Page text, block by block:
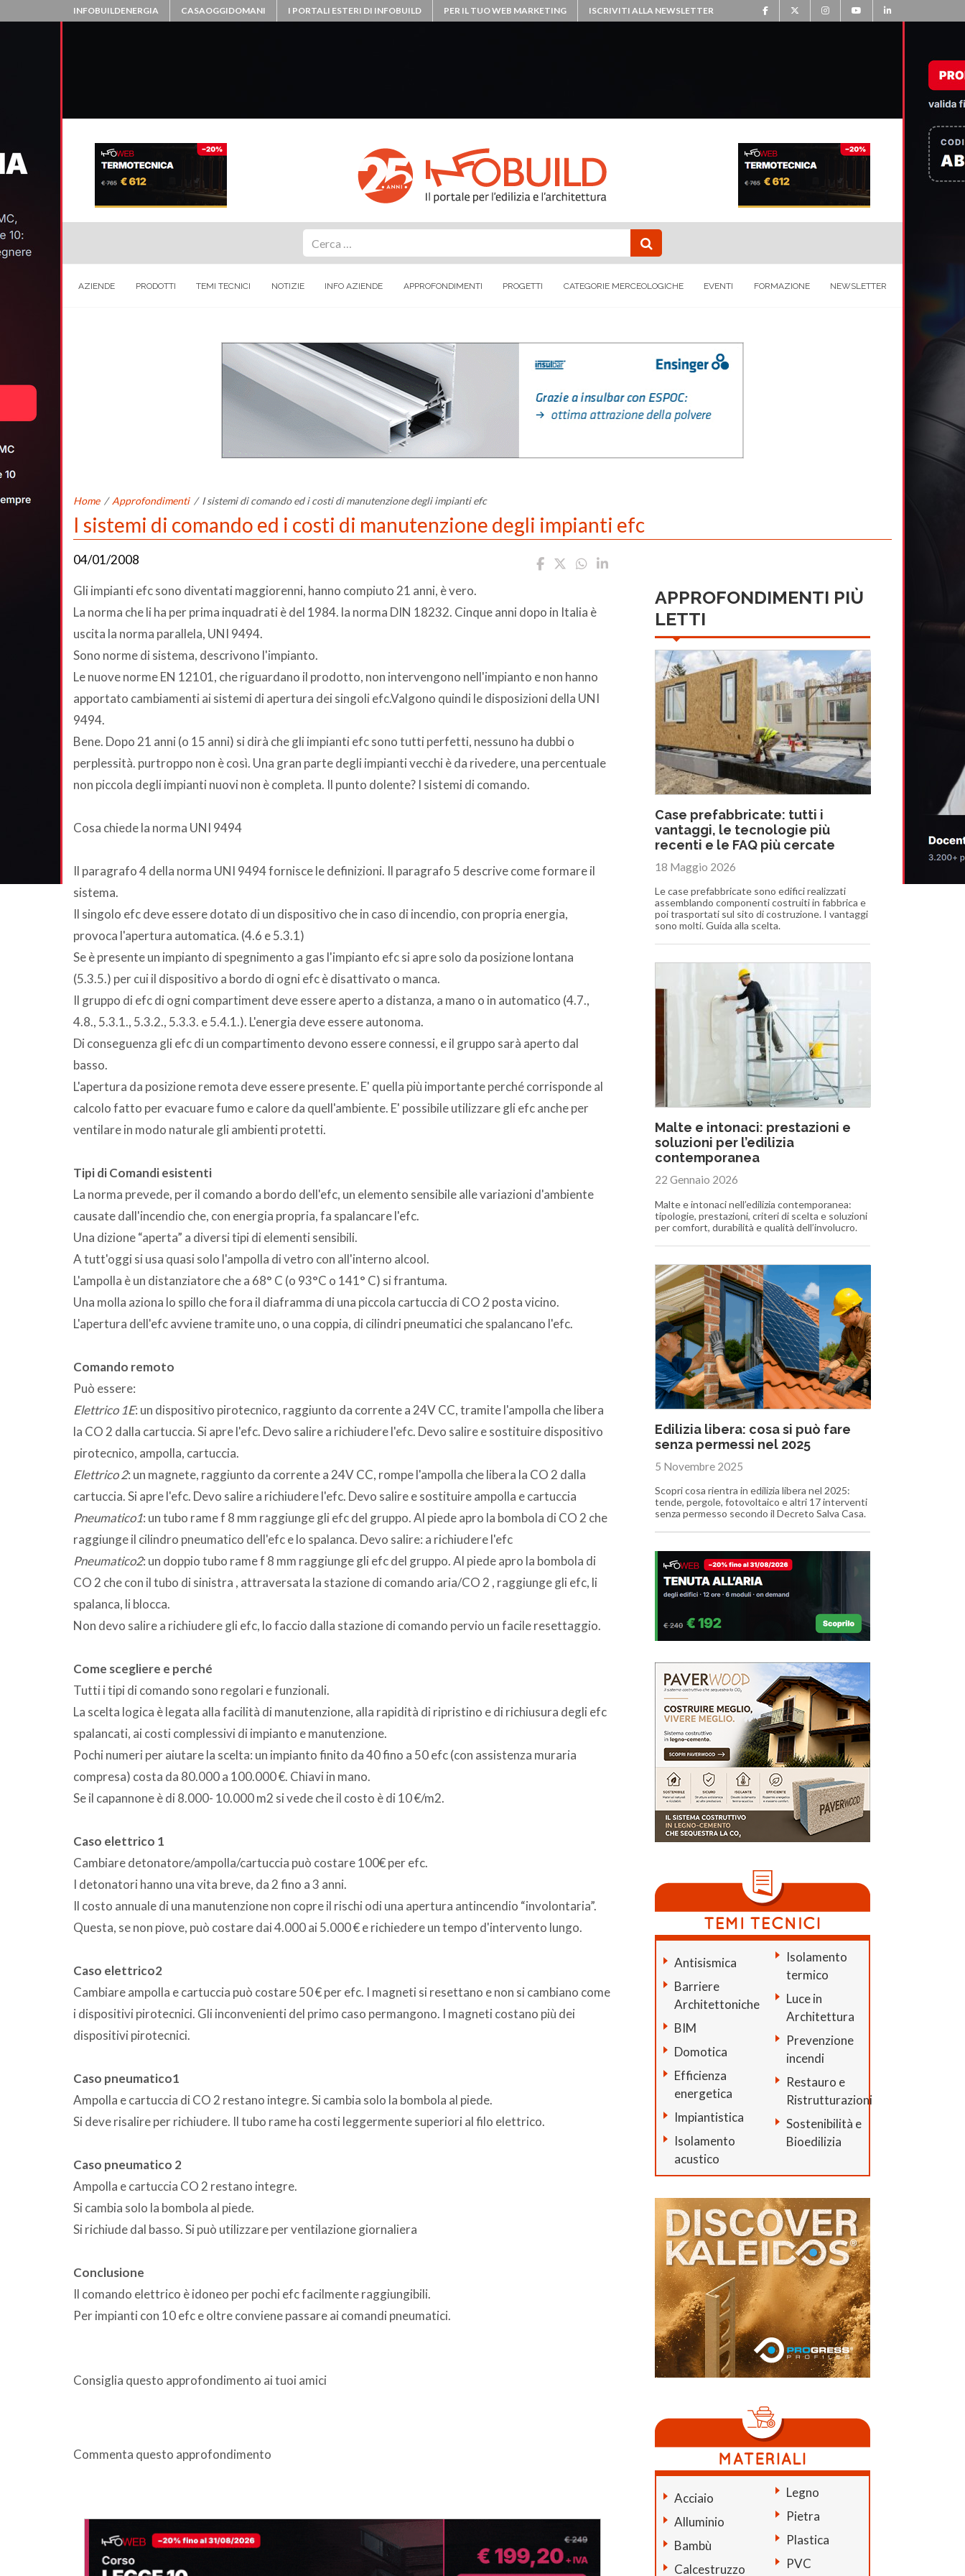
INFOBUILDENERGIA CASAOGGIDOMANI I PORTALI ESTERI DI INFOBUILD PER IL TUO WEB MARKETING ISCRIVITI ALLA NEWSLETTER
AZIENDE PRODOTTI TEMI TECNICI NOTIZIE INFO AZIENDE APPROFONDIMENTI PROGETTI CATEGORIE MERCEOLOGICHE EVENTI FORMAZIONE NEWSLETTER
Home / Approfondimenti / I sistemi di comando ed i costi di manutenzione degli impianti efc
I sistemi di comando ed i costi di manutenzione degli impianti efc
04/01/2008
Gli impianti efc sono diventati maggiorenni, hanno compiuto 21 anni, è vero.
La norma che li ha per prima inquadrati è del 1984. la norma DIN 18232. Cinque anni dopo in Italia è
uscita la norma parallela, UNI 9494.
Sono norme di sistema, descrivono l'impianto.
Le nuove norme EN 12101, che riguardano il prodotto, non intervengono nell'impianto e non hanno
apportato cambiamenti ai sistemi di apertura dei singoli efc.Valgono quindi le disposizioni della UNI
9494.
Bene. Dopo 21 anni (o 15 anni) si dirà che gli impianti efc sono tutti perfetti, nessuno ha dubbi o
perplessità. purtroppo non è così. Una gran parte degli impianti vecchi è da rivedere, una percentuale
non piccola degli impianti nuovi non è completa. Il punto dolente? I sistemi di comando.
Cosa chiede la norma UNI 9494
Il paragrafo 4 della norma UNI 9494 fornisce le definizioni. Il paragrafo 5 descrive come formare il
sistema.
Il singolo efc deve essere dotato di un dispositivo che in caso di incendio, con propria energia,
provoca l'apertura automatica. (4.6 e 5.3.1)
Se è presente un impianto di spegnimento a gas l'impianto efc si apre solo da posizione lontana
(5.3.5.) per cui il dispositivo a bordo di ogni efc è disattivato o manca.
Il gruppo di efc di ogni compartiment deve essere aperto a distanza, a mano o in automatico (4.7.,
4.8., 5.3.1., 5.3.2., 5.3.3. e 5.4.1.). L'energia deve essere autonoma.
Di conseguenza gli efc di un compartimento devono essere connessi, e il gruppo sarà aperto dal
basso.
L'apertura da posizione remota deve essere presente. E' quella più importante perché corrisponde al
calcolo fatto per evacuare fumo e calore da quell'ambiente. E' possibile utilizzare gli efc anche per
ventilare in modo naturale gli ambienti protetti.
Tipi di Comandi esistenti
La norma prevede, per il comando a bordo dell'efc, un elemento sensibile alle variazioni d'ambiente
causate dall'incendio che, con energia propria, fa spalancare l'efc.
Una dizione “aperta” a diversi tipi di elementi sensibili.
A tutt'oggi si usa quasi solo l'ampolla di vetro con all'interno alcool.
L'ampolla è un distanziatore che a 68° C (o 93°C o 141° C) si frantuma.
Una molla aziona lo spillo che fora il diaframma di una piccola cartuccia di CO 2 posta vicino.
L'apertura dell'efc avviene tramite uno, o una coppia, di cilindri pneumatici che spalancano l'efc.
Comando remoto
Può essere:
Elettrico 1E: un dispositivo pirotecnico, raggiunto da corrente a 24V CC, tramite l'ampolla che libera
la CO 2 dalla cartuccia. Si apre l'efc. Devo salire a richiudere l'efc. Devo salire e sostituire dispositivo
pirotecnico, ampolla, cartuccia.
Elettrico 2: un magnete, raggiunto da corrente a 24V CC, rompe l'ampolla che libera la CO 2 dalla
cartuccia. Si apre l'efc. Devo salire a richiudere l'efc. Devo salire e sostituire ampolla e cartuccia
Pneumatico1: un tubo rame f 8 mm raggiunge gli efc del gruppo. Al piede apro la bombola di CO 2 che
raggiunge il cilindro pneumatico dell'efc e lo spalanca. Devo salire: a richiudere l'efc
Pneumatico2: un doppio tubo rame f 8 mm raggiunge gli efc del gruppo. Al piede apro la bombola di
CO 2 che con il tubo di sinistra , attraversata la stazione di comando aria/CO 2 , raggiunge gli efc, li
spalanca, li blocca.
Non devo salire a richiudere gli efc, lo faccio dalla stazione di comando pervio un facile resettaggio.
Come scegliere e perché
Tutti i tipi di comando sono regolari e funzionali.
La scelta logica è legata alla facilità di manutenzione, alla rapidità di ripristino e di richiusura degli efc
spalancati, ai costi complessivi di impianto e manutenzione.
Pochi numeri per aiutare la scelta: un impianto finito da 40 fino a 50 efc (con assistenza muraria
compresa) costa da 80.000 a 100.000 €. Chiavi in mano.
Se il capannone è di 8.000- 10.000 m2 si vede che il costo è di 10 €/m2.
Caso elettrico 1
Cambiare detonatore/ampolla/cartuccia può costare 100€ per efc.
I detonatori hanno una vita breve, da 2 fino a 3 anni.
Il costo annuale di una manutenzione non copre il rischi odi una apertura antincendio “involontaria”.
Questa, se non piove, può costare dai 4.000 ai 5.000 € e richiedere un tempo d'intervento lungo.
Caso elettrico2
Cambiare ampolla e cartuccia può costare 50 € per efc. I magneti si resettano e non si cambiano come
i dispositivi pirotecnici. Gli inconvenienti del primo caso permangono. I magneti costano più dei
dispositivi pirotecnici.
Caso pneumatico1
Ampolla e cartuccia di CO 2 restano integre. Si cambia solo la bombola al piede.
Si deve risalire per richiudere. Il tubo rame ha costi leggermente superiori al filo elettrico.
Caso pneumatico 2
Ampolla e cartuccia CO 2 restano integre.
Si cambia solo la bombola al piede.
Si richiude dal basso. Si può utilizzare per ventilazione giornaliera
Conclusione
Il comando elettrico è idoneo per pochi efc facilmente raggiungibili.
Per impianti con 10 efc e oltre conviene passare ai comandi pneumatici.
Consiglia questo approfondimento ai tuoi amici
Commenta questo approfondimento
APPROFONDIMENTI PIÙ
LETTI
Case prefabbricate: tutti i
vantaggi, le tecnologie più
recenti e le FAQ più cercate
18 Maggio 2026
Le case prefabbricate sono edifici realizzati
assemblando componenti costruiti in fabbrica e
poi trasportati sul sito di costruzione. I vantaggi
sono molti. Guida alla scelta.
Malte e intonaci: prestazioni e
soluzioni per l’edilizia
contemporanea
22 Gennaio 2026
Malte e intonaci nell’edilizia contemporanea:
tipologie, prestazioni, criteri di scelta e soluzioni
per comfort, durabilità e qualità dell’involucro.
Edilizia libera: cosa si può fare
senza permessi nel 2025
5 Novembre 2025
Scopri cosa rientra in edilizia libera nel 2025:
tende, pergole, fotovoltaico e altri 17 interventi
senza permesso secondo il Decreto Salva Casa.
Antisismica
Barriere
Architettoniche
BIM
Domotica
Efficienza
energetica
Impiantistica
Isolamento
acustico
Isolamento
termico
Luce in
Architettura
Prevenzione
incendi
Restauro e
Ristrutturazioni
Sostenibilità e
Bioedilizia
Acciaio
Alluminio
Bambù
Calcestruzzo
Legno
Pietra
Plastica
PVC